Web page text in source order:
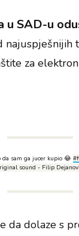
u SAD-u
najuspješnijih
za
da sam ga jucer kupio 😂
sound - Filip
da dolaze s